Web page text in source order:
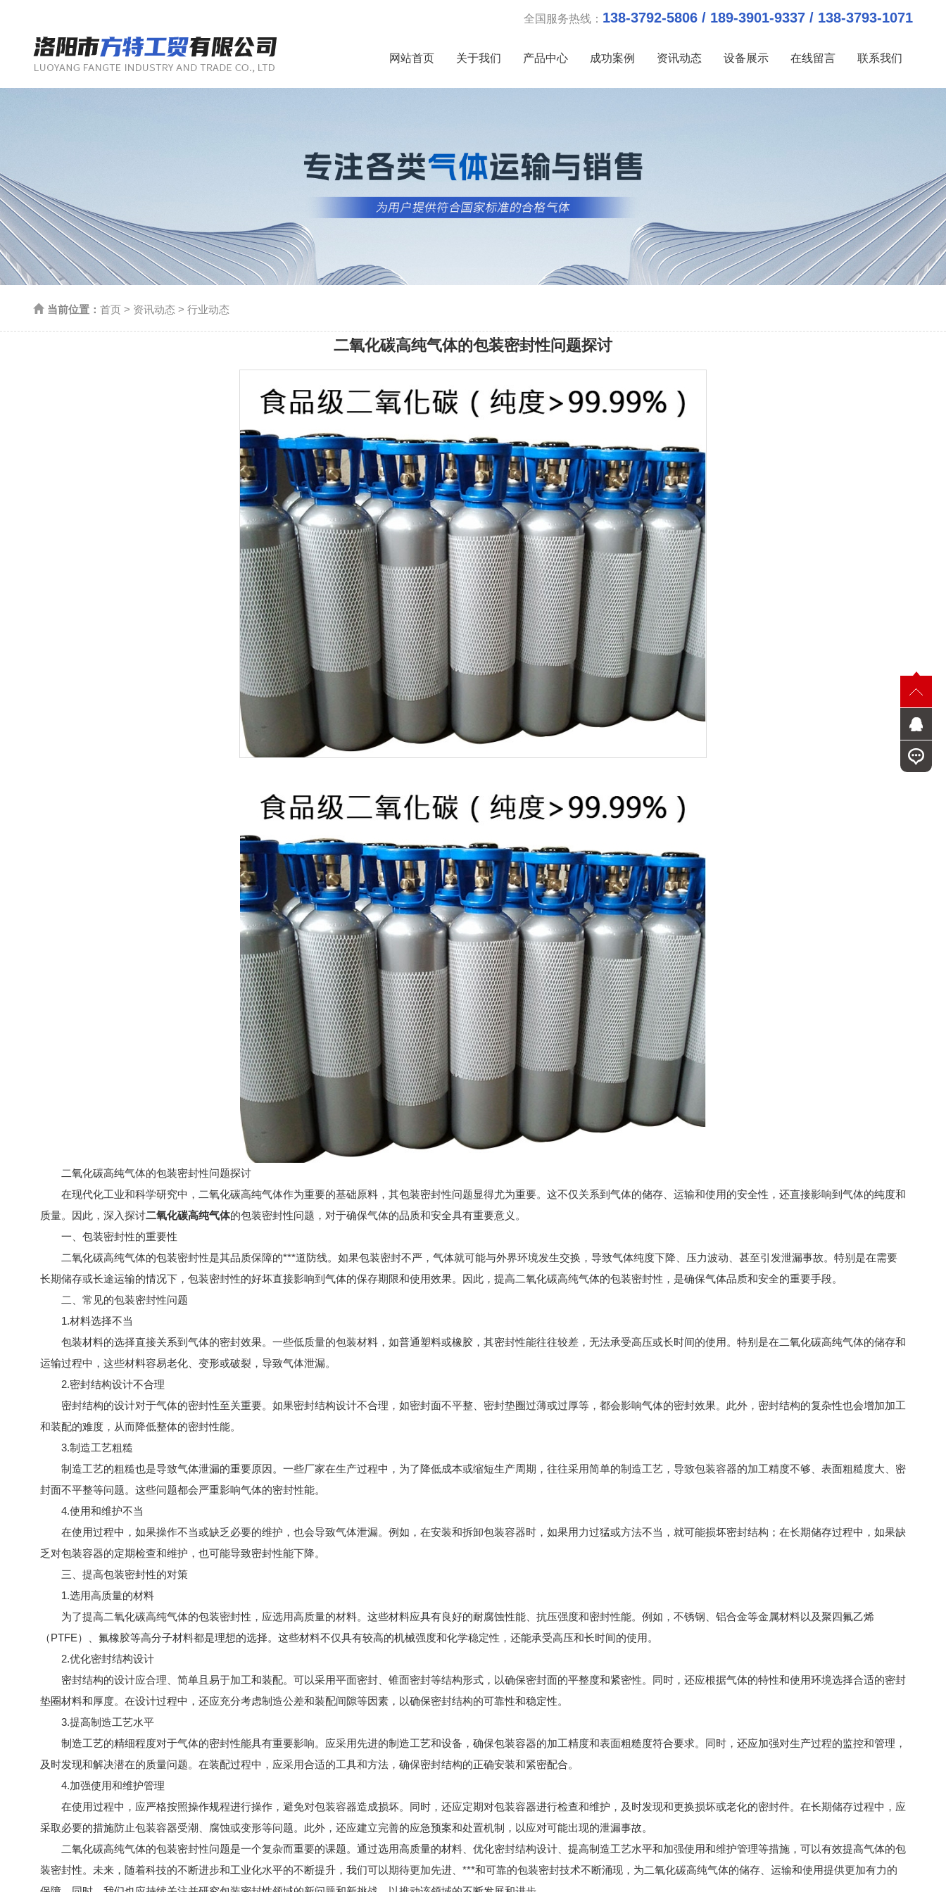
全国服务热线： 138-3792-5806 / 189-3901-9337 / 138-3793-1071
网站首页 关于我们 产品中心 成功案例 资讯动态 设备展示 在线留言 联系我们
当前位置： 首页 > 资讯动态 > 行业动态
二氧化碳高纯气体的包装密封性问题探讨
二氧化碳高纯气体的包装密封性问题探讨
在现代化工业和科学研究中，二氧化碳高纯气体作为重要的基础原料，其包装密封性问题显得尤为重要。这不仅关系到气体的储存、运输和使用的安全性，还直接影响到气体的纯度和
质量。因此，深入探讨二氧化碳高纯气体的包装密封性问题，对于确保气体的品质和安全具有重要意义。
一、包装密封性的重要性
二氧化碳高纯气体的包装密封性是其品质保障的***道防线。如果包装密封不严，气体就可能与外界环境发生交换，导致气体纯度下降、压力波动、甚至引发泄漏事故。特别是在需要
长期储存或长途运输的情况下，包装密封性的好坏直接影响到气体的保存期限和使用效果。因此，提高二氧化碳高纯气体的包装密封性，是确保气体品质和安全的重要手段。
二、常见的包装密封性问题
1.材料选择不当
包装材料的选择直接关系到气体的密封效果。一些低质量的包装材料，如普通塑料或橡胶，其密封性能往往较差，无法承受高压或长时间的使用。特别是在二氧化碳高纯气体的储存和
运输过程中，这些材料容易老化、变形或破裂，导致气体泄漏。
2.密封结构设计不合理
密封结构的设计对于气体的密封性至关重要。如果密封结构设计不合理，如密封面不平整、密封垫圈过薄或过厚等，都会影响气体的密封效果。此外，密封结构的复杂性也会增加加工
和装配的难度，从而降低整体的密封性能。
3.制造工艺粗糙
制造工艺的粗糙也是导致气体泄漏的重要原因。一些厂家在生产过程中，为了降低成本或缩短生产周期，往往采用简单的制造工艺，导致包装容器的加工精度不够、表面粗糙度大、密
封面不平整等问题。这些问题都会严重影响气体的密封性能。
4.使用和维护不当
在使用过程中，如果操作不当或缺乏必要的维护，也会导致气体泄漏。例如，在安装和拆卸包装容器时，如果用力过猛或方法不当，就可能损坏密封结构；在长期储存过程中，如果缺
乏对包装容器的定期检查和维护，也可能导致密封性能下降。
三、提高包装密封性的对策
1.选用高质量的材料
为了提高二氧化碳高纯气体的包装密封性，应选用高质量的材料。这些材料应具有良好的耐腐蚀性能、抗压强度和密封性能。例如，不锈钢、铝合金等金属材料以及聚四氟乙烯
（PTFE）、氟橡胶等高分子材料都是理想的选择。这些材料不仅具有较高的机械强度和化学稳定性，还能承受高压和长时间的使用。
2.优化密封结构设计
密封结构的设计应合理、简单且易于加工和装配。可以采用平面密封、锥面密封等结构形式，以确保密封面的平整度和紧密性。同时，还应根据气体的特性和使用环境选择合适的密封
垫圈材料和厚度。在设计过程中，还应充分考虑制造公差和装配间隙等因素，以确保密封结构的可靠性和稳定性。
3.提高制造工艺水平
制造工艺的精细程度对于气体的密封性能具有重要影响。应采用先进的制造工艺和设备，确保包装容器的加工精度和表面粗糙度符合要求。同时，还应加强对生产过程的监控和管理，
及时发现和解决潜在的质量问题。在装配过程中，应采用合适的工具和方法，确保密封结构的正确安装和紧密配合。
4.加强使用和维护管理
在使用过程中，应严格按照操作规程进行操作，避免对包装容器造成损坏。同时，还应定期对包装容器进行检查和维护，及时发现和更换损坏或老化的密封件。在长期储存过程中，应
采取必要的措施防止包装容器受潮、腐蚀或变形等问题。此外，还应建立完善的应急预案和处置机制，以应对可能出现的泄漏事故。
二氧化碳高纯气体的包装密封性问题是一个复杂而重要的课题。通过选用高质量的材料、优化密封结构设计、提高制造工艺水平和加强使用和维护管理等措施，可以有效提高气体的包
装密封性。未来，随着科技的不断进步和工业化水平的不断提升，我们可以期待更加先进、***和可靠的包装密封技术不断涌现，为二氧化碳高纯气体的储存、运输和使用提供更加有力的